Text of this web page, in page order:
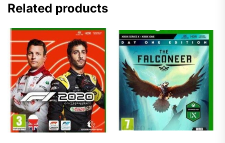
Related products